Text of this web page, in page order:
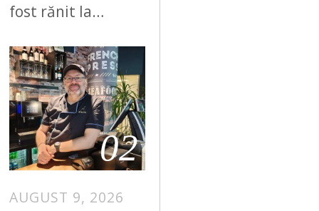
fost rănit la…
02
AUGUST 9, 2026